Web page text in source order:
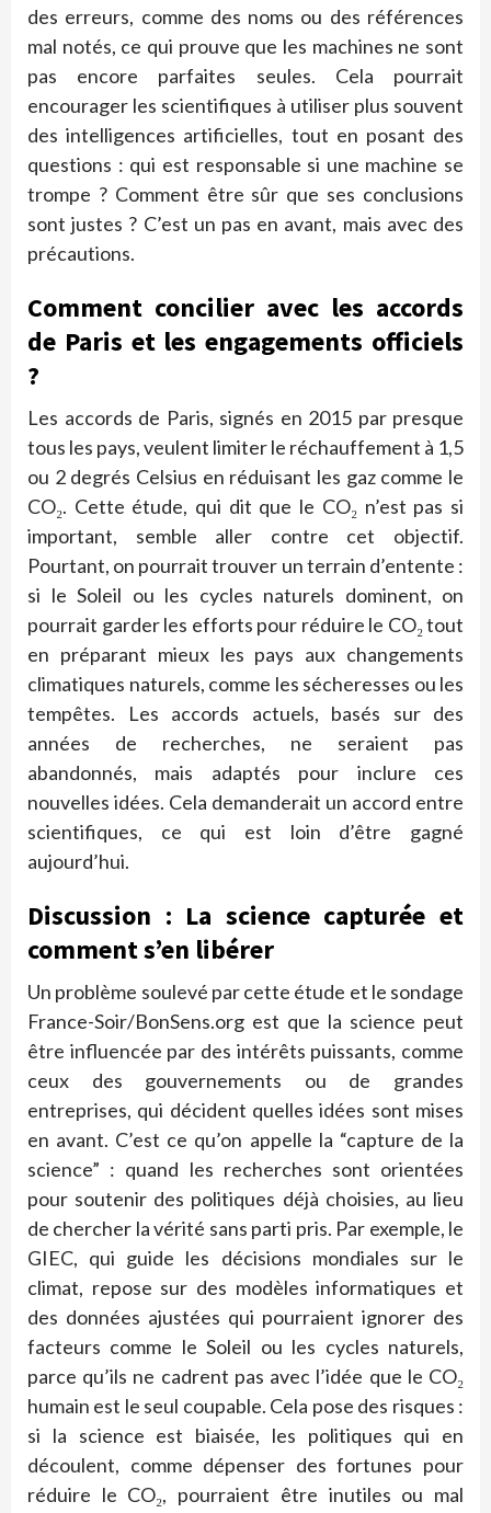
des erreurs, comme des noms ou des références
mal notés, ce qui prouve que les machines ne sont
pas encore parfaites seules. Cela pourrait
encourager les scientifiques à utiliser plus souvent
des intelligences artificielles, tout en posant des
questions : qui est responsable si une machine se
trompe ? Comment être sûr que ses conclusions
sont justes ? C’est un pas en avant, mais avec des
précautions.
Comment concilier avec les accords
de Paris et les engagements officiels
?
Les accords de Paris, signés en 2015 par presque
tous les pays, veulent limiter le réchauffement à 1,5
ou 2 degrés Celsius en réduisant les gaz comme le
CO₂. Cette étude, qui dit que le CO₂ n’est pas si
important, semble aller contre cet objectif.
Pourtant, on pourrait trouver un terrain d’entente :
si le Soleil ou les cycles naturels dominent, on
pourrait garder les efforts pour réduire le CO₂ tout
en préparant mieux les pays aux changements
climatiques naturels, comme les sécheresses ou les
tempêtes. Les accords actuels, basés sur des
années de recherches, ne seraient pas
abandonnés, mais adaptés pour inclure ces
nouvelles idées. Cela demanderait un accord entre
scientifiques, ce qui est loin d’être gagné
aujourd’hui.
Discussion : La science capturée et
comment s’en libérer
Un problème soulevé par cette étude et le sondage
France-Soir/BonSens.org est que la science peut
être influencée par des intérêts puissants, comme
ceux des gouvernements ou de grandes
entreprises, qui décident quelles idées sont mises
en avant. C’est ce qu’on appelle la “capture de la
science” : quand les recherches sont orientées
pour soutenir des politiques déjà choisies, au lieu
de chercher la vérité sans parti pris. Par exemple, le
GIEC, qui guide les décisions mondiales sur le
climat, repose sur des modèles informatiques et
des données ajustées qui pourraient ignorer des
facteurs comme le Soleil ou les cycles naturels,
parce qu’ils ne cadrent pas avec l’idée que le CO₂
humain est le seul coupable. Cela pose des risques :
si la science est biaisée, les politiques qui en
découlent, comme dépenser des fortunes pour
réduire le CO₂, pourraient être inutiles ou mal